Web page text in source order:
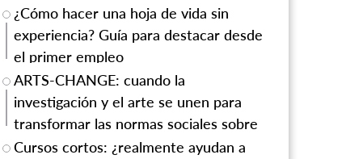
¿Cómo hacer una hoja de vida sin
experiencia? Guía para destacar desde
el primer empleo
ARTS-CHANGE: cuando la
investigación y el arte se unen para
transformar las normas sociales sobre
la violencia de género
Cursos cortos: ¿realmente ayudan a